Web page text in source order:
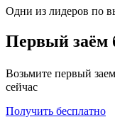
Одни из лидеров по
Первый заём
Возьмите первый
сейчас
Получить бесплатно